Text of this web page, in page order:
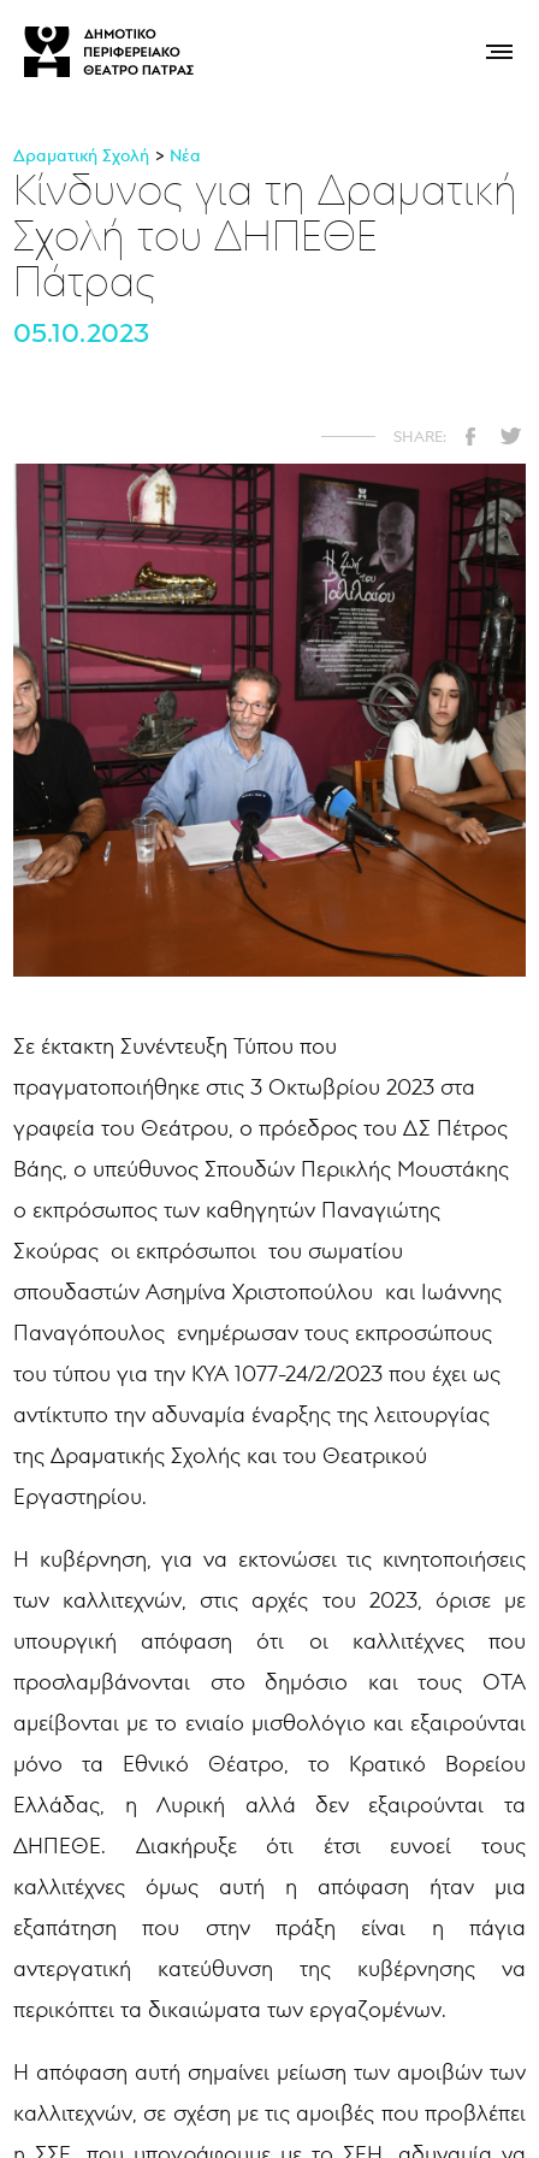
Δραματική Σχολή Νέα
Κίνδυνος για τη Δραματική
Σχολή του ΔΗΠΕΘΕ
Πάτρας
05.10.2023
Σε έκτακτη Συνέντευξη Τύπου που
πραγματοποιήθηκε στις 3 Οκτωβρίου 2023 στα
γραφεία του Θεάτρου, ο πρόεδρος του ΔΣ Πέτρος
Βάης, ο υπεύθυνος Σπουδών Περικλής Μουστάκης
ο εκπρόσωπος των καθηγητών Παναγιώτης
Σκούρας οι εκπρόσωποι του σωματίου
σπουδαστών Ασημίνα Χριστοπούλου και Ιωάννης
Παναγόπουλος ενημέρωσαν τους εκπροσώπους
του τύπου για την ΚΥΑ 1077-24/2/2023 που έχει ως
αντίκτυπο την αδυναμία έναρξης της λειτουργίας
της Δραματικής Σχολής και του Θεατρικού
Εργαστηρίου.
Η κυβέρνηση, για να εκτονώσει τις κινητοποιήσεις
των καλλιτεχνών, στις αρχές του 2023, όρισε με
υπουργική απόφαση ότι οι καλλιτέχνες που
προσλαμβάνονται στο δημόσιο και τους ΟΤΑ
αμείβονται με το ενιαίο μισθολόγιο και εξαιρούνται
μόνο τα Εθνικό Θέατρο, το Κρατικό Βορείου
Ελλάδας, η Λυρική αλλά δεν εξαιρούνται τα
ΔΗΠΕΘΕ. Διακήρυξε ότι έτσι ευνοεί τους
καλλιτέχνες όμως αυτή η απόφαση ήταν μια
εξαπάτηση που στην πράξη είναι η πάγια
αντεργατική κατεύθυνση της κυβέρνησης να
περικόπτει τα δικαιώματα των εργαζομένων.
Η απόφαση αυτή σημαίνει μείωση των αμοιβών των
καλλιτεχνών, σε σχέση με τις αμοιβές που προβλέπει
η ΣΣΕ, που υπογράφουμε με το ΣΕΗ, αδυναμία να